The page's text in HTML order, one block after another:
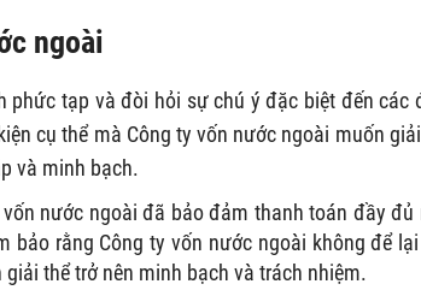
ngoài
phức tạp và đòi hỏi sự chú ý đặc biệt đến các
cụ thể mà Công ty vốn nước ngoài muốn
và minh bạch.
nước ngoài đã bảo đảm thanh toán đầy đủ
bảo rằng Công ty vốn nước ngoài không để
thể trở nên minh bạch và trách nhiệm.